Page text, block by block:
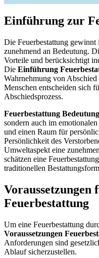
Einführung zur
Die Feuerbestattung
zunehmend an Bedeutung.
Vorteile und berücksichtigt
Die Einführung
Wahrnehmung von
Menschen entscheiden sich
Abschiedsprozess.
Feuerbestattung Bedeutung
sondern auch im
und einen Raum für
Persönlichkeit des
Umweltaspekt eine
schätzen eine
traditionellen
Voraussetzungen
Feuerbestattung
Um eine Feuerbestattung
Voraussetzungen
Anforderungen sind
Ablauf sicherzustellen.